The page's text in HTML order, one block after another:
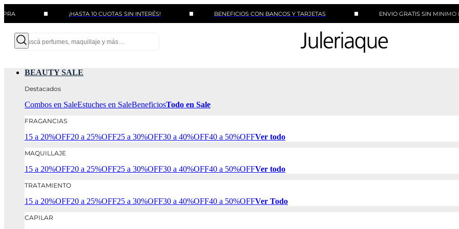
¡HASTA 10 CUOTAS SIN INTERÉS! BENEFICIOS CON BANCOS Y TARJETAS ENVIO GRATIS SIN MINIMO DE
BEAUTY SALE
Destacados
Combos en SaleEstuches en SaleBeneficiosTodo en Sale
FRAGANCIAS
15 a 20%OFF20 a 25%OFF25 a 30%OFF30 a 40%OFF40 a 50%OFFVer todo
MAQUILLAJE
15 a 20%OFF20 a 25%OFF25 a 30%OFF30 a 40%OFF40 a 50%OFFVer todo
TRATAMIENTO
15 a 20%OFF20 a 25%OFF25 a 30%OFF30 a 40%OFF40 a 50%OFFVer Todo
CAPILAR